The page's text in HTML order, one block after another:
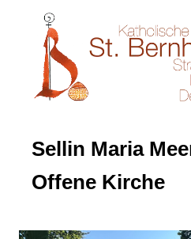
Sellin Maria
Offene Kirche